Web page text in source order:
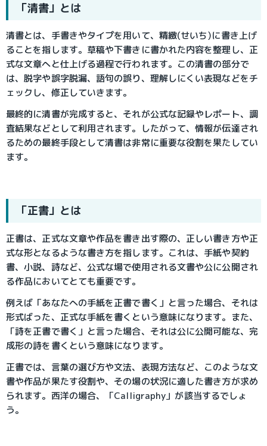
「清書」とは
清書とは、手書きやタイプを用いて、精緻(せいち)に書き上げ
ることを指します。草稿や下書きに書かれた内容を整理し、正
式な文章へと仕上げる過程で行われます。この清書の部分で
は、脱字や誤字脱漏、語句の誤り、理解しにくい表現などをチ
ェックし、修正していきます。
最終的に清書が完成すると、それが公式な記録やレポート、調
査結果などとして利用されます。したがって、情報が伝達され
るための最終手段として清書は非常に重要な役割を果たしてい
ます。
「正書」とは
正書は、正式な文章や作品を書き出す際の、正しい書き方や正
式な形となるような書き方を指します。これは、手紙や契約
書、小説、詩など、公式な場で使用される文書や公に公開され
る作品においてとても重要です。
例えば「あなたへの手紙を正書で書く」と言った場合、それは
形式ばった、正式な手紙を書くという意味になります。また、
「詩を正書で書く」と言った場合、それは公に公開可能な、完
成形の詩を書くという意味になります。
正書では、言葉の選び方や文法、表現方法など、このような文
書や作品が果たす役割や、その場の状況に適した書き方が求め
られます。西洋の場合、「Calligraphy」が該当するでしょ
う。